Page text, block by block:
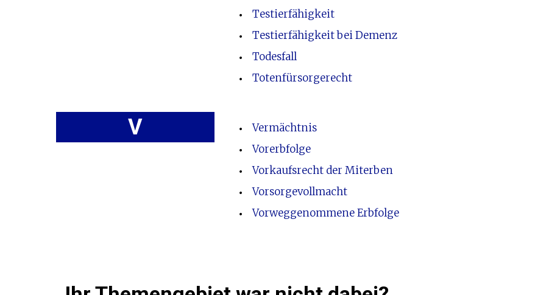
Testierfähigkeit
Testierfähigkeit bei Demenz
Todesfall
Totenfürsorgerecht
V
Vermächtnis
Vorerbfolge
Vorkaufsrecht der Miterben
Vorsorgevollmacht
Vorweggenommene Erbfolge